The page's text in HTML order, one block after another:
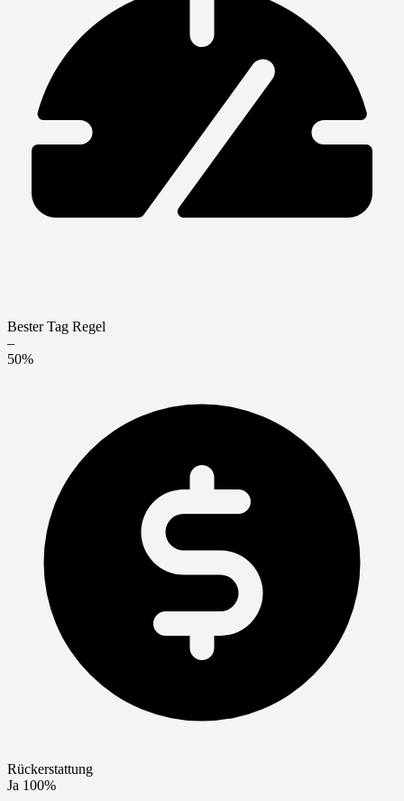
Bester Tag Regel
–
50%
Rückerstattung
Ja 100%